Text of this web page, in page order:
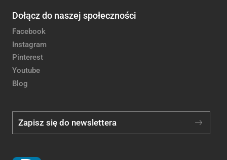
Dołącz do naszej społeczności
Facebook
Instagram
Pinterest
Youtube
Blog
Zapisz się do newslettera